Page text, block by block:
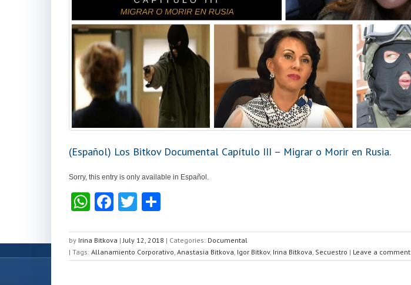
(Español) Los Bitkov Documental Capítulo III – Migrar o Morir en Rusia.
Sorry, this entry is only available in Español.
W
at
s
F
c
e
T
tt
er
ar
e
by Irina Bitkova | July 12, 2018 | Categories: Documental
| Tags: Allanamiento Corporativo Anastasia Bitkova Igor Bitkov, Irina Bitkova Secuestro | Leave a comment